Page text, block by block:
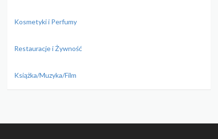
Kosmetyki i Perfumy
Restauracje i Żywność
Książka/Muzyka/Film